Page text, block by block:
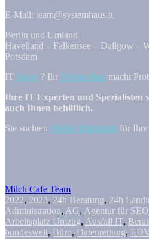
E-Mail: team@systemhaus.it
Berlin und Umland
Havelland – Falkensee – Dallgow –
Potsdam
IT Ärger ? Ihr Arbeitsplatz macht
Ihre IT Experten und Spezialisten
auch Ihnen behilflich.
Sie suchten Online Marketing für
Milch Cafe Team
2022, 2023, 24h Beratung, 24h
Administration, AG, Agentur für SEO
Arbeitsplatz Umzug, Ausfall IT,
bundesweit, Büro, Datenrettung, EDV